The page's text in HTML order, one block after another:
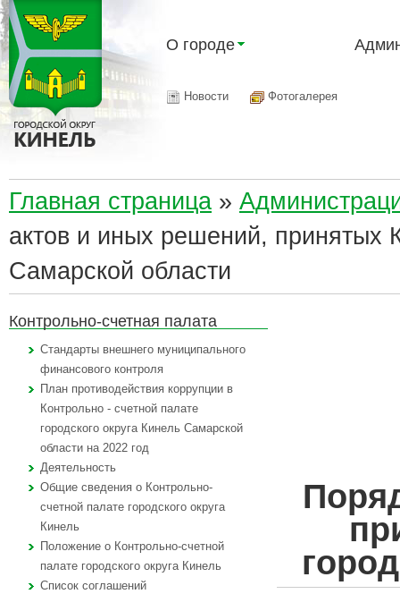
О городе
Новости Фотогалерея
Главная страница »
актов и иных решений, принятых
Самарской области
Контрольно-счетная палата
Стандарты внешнего муниципального
финансового контроля
План противодействия коррупции в
Контрольно - счетной палате
городского округа Кинель Самарской
области на 2022 год
Деятельность
Общие сведения о Контрольно-
счетной палате городского округа
Кинель
Положение о Контрольно-счетной
палате городского округа Кинель
Список соглашений